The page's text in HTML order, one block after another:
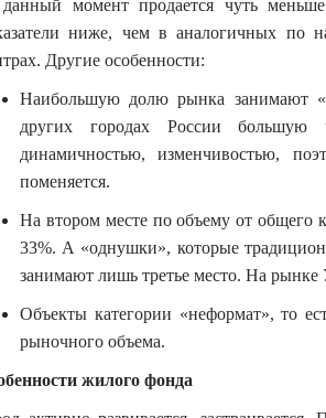
момент продается чуть
ниже, чем в аналогичных по
Другие особенности:
Наибольшую долю рынка занимают
других городах России большую
динамичностью, изменчивостью,
поменяется.
На втором месте по объему от общего
33%. А «однушки», которые
занимают лишь третье место. На рынке
Объекты категории «неформат», то
рыночного объема.
жилого фонда